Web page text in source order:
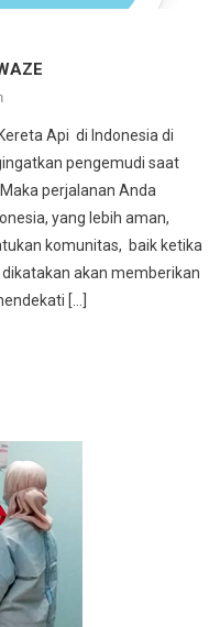
Api di Indonesia di
pengemudi saat
perjalanan Anda
yang lebih aman,
komunitas, baik ketika
akan memberikan
[…]